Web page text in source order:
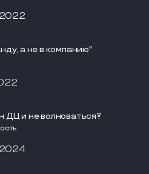
а не в компанию"
ДЦ и не волноваться?